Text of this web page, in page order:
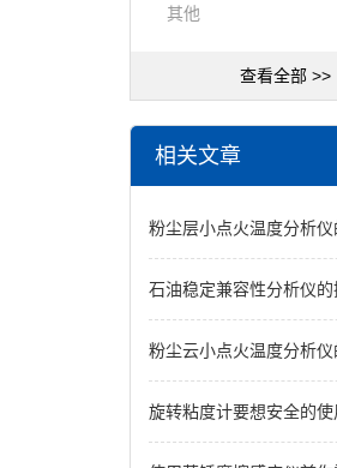
其他
查看全部 >>
相关文章
粉尘层小点火温度分析仪的基础知
石油稳定兼容性分析仪的操作步骤一
粉尘云小点火温度分析仪的性能
旋转粘度计要想安全的使用，那你就得仔细